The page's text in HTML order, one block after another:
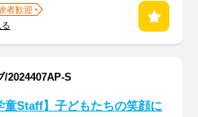
者歓迎
/2024407AP-S
童Staff】子どもたちの笑顔に